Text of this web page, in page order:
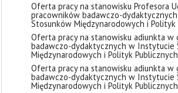
Oferta pracy na stanowisku Profesora
pracowników badawczo-
Stosunków Międzynarodowych i Polityk
Oferta pracy na stanowisku adiunkta w
badawczo-dydaktycznych w Instytucie
Międzynarodowych i Polityk Publicznych
Oferta pracy na stanowisku adiunkta w
badawczo-dydaktycznych w Instytucie
Międzynarodowych i Polityk Publicznych